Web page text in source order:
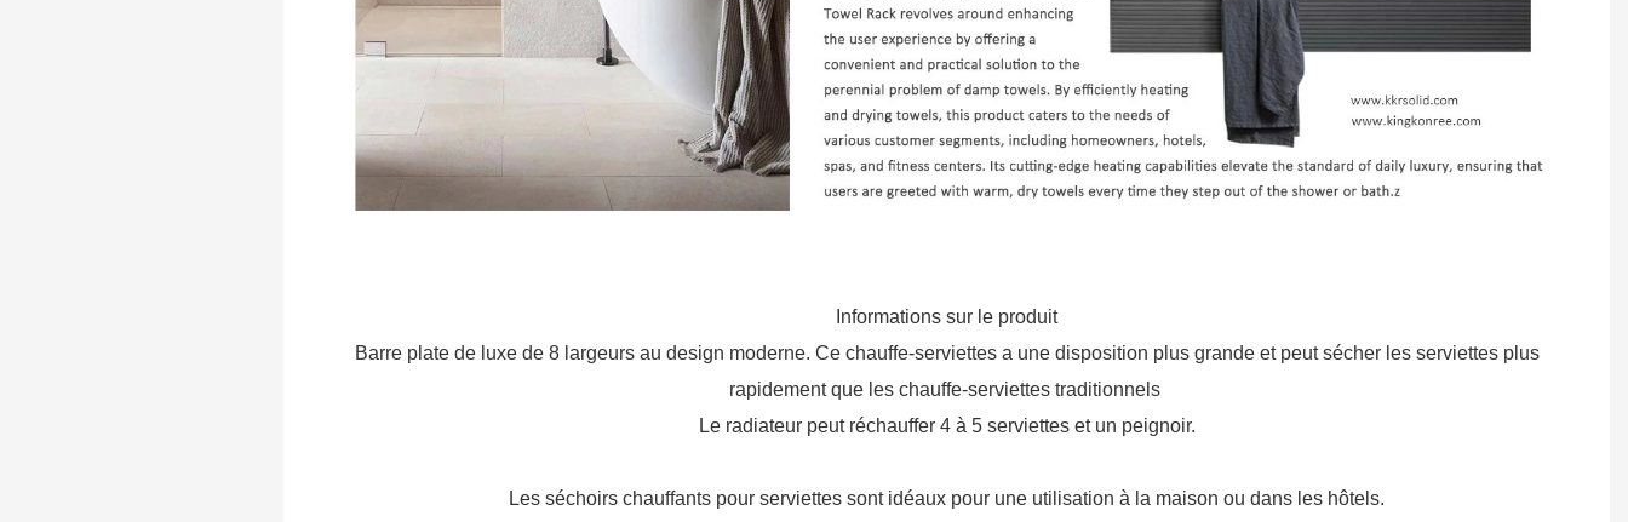
Informations sur le produit
Barre plate de luxe de 8 largeurs au design moderne. Ce chauffe-serviettes a une disposition plus grande et peut sécher les serviettes plus
rapidement que les chauffe-serviettes traditionnels
Le radiateur peut réchauffer 4 à 5 serviettes et un peignoir.
Les séchoirs chauffants pour serviettes sont idéaux pour une utilisation à la maison ou dans les hôtels.